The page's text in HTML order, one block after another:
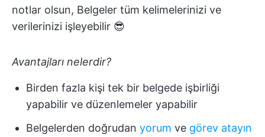
notlar olsun, Belgeler tüm kelimelerinizi ve
verilerinizi işleyebilir 😎
Avantajları nelerdir?
Birden fazla kişi tek bir belgede işbirliği
yapabilir ve düzenlemeler yapabilir
Belgelerden doğrudan yorum ve görev atayın